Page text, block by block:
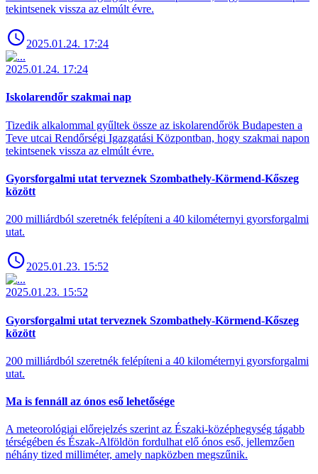
tekintsenek vissza az elmúlt évre.
2025.01.24. 17:24
2025.01.24. 17:24
Iskolarendőr szakmai nap
Tizedik alkalommal gyűltek össze az iskolarendőrök Budapesten a
Teve utcai Rendőrségi Igazgatási Központban, hogy szakmai napon
tekintsenek vissza az elmúlt évre.
Gyorsforgalmi utat terveznek Szombathely-Körmend-Kőszeg
között
200 milliárdból szeretnék felépíteni a 40 kilométernyi gyorsforgalmi
utat.
2025.01.23. 15:52
2025.01.23. 15:52
Gyorsforgalmi utat terveznek Szombathely-Körmend-Kőszeg
között
200 milliárdból szeretnék felépíteni a 40 kilométernyi gyorsforgalmi
utat.
Ma is fennáll az ónos eső lehetősége
A meteorológiai előrejelzés szerint az Északi-középhegység tágabb
térségében és Észak-Alföldön fordulhat elő ónos eső, jellemzően
néhány tized milliméter, amely napközben megszűnik.